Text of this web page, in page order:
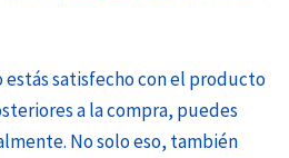
estás satisfecho con el producto
a la compra, puedes
No solo eso, también